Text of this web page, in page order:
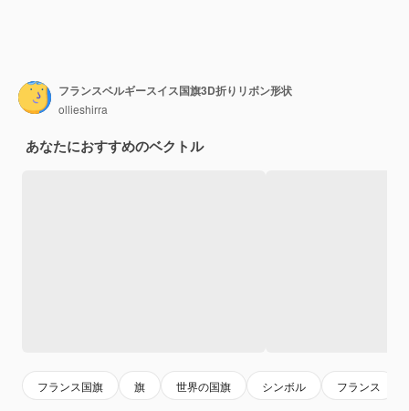
フランスベルギースイス国旗3D折りリボン形状
ollieshirra
あなたにおすすめのベクトル
フランス国旗 旗 世界の国旗 シンボル フランス